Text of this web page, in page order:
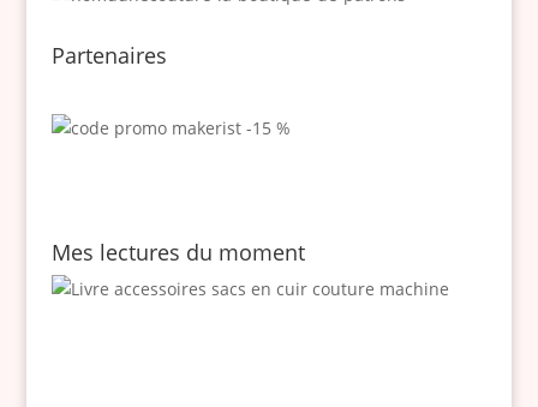
Partenaires
Mes lectures du moment